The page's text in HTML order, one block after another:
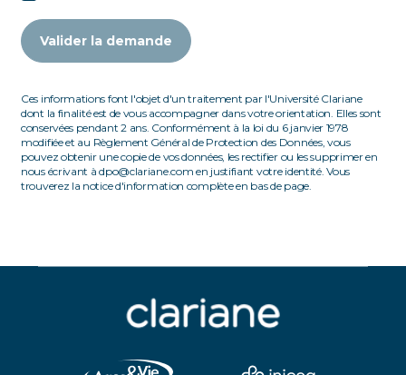
Valider la demande
Ces informations font l'objet d'un traitement par l'Université Clariane
dont la finalité est de vous accompagner dans votre orientation. Elles sont
conservées pendant 2 ans. Conformément à la loi du 6 janvier 1978
modifiée et au Règlement Général de Protection des Données, vous
pouvez obtenir une copie de vos données, les rectifier ou les supprimer en
nous écrivant à dpo@clariane.com en justifiant votre identité. Vous
trouverez la notice d'information complète en bas de page.